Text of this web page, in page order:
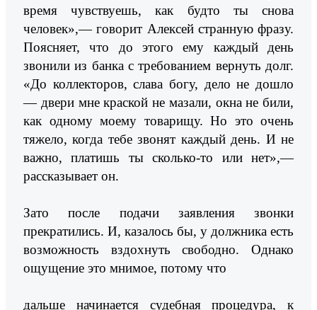
время чувствуешь, как будто ты снова
человек»,— говорит Алексей странную фразу.
Поясняет, что до этого ему каждый день
звонили из банка с требованием вернуть долг.
«До коллекторов, слава богу, дело не дошло
— двери мне краской не мазали, окна не били,
как одному моему товарищу. Но это очень
тяжело, когда тебе звонят каждый день. И не
важно, платишь ты сколько-то или нет»,—
рассказывает он.
Зато после подачи заявления звонки
прекратились. И, казалось бы, у должника есть
возможность вздохнуть свободно. Однако
ощущение это мнимое, потому что
дальше начинается судебная процедура, к